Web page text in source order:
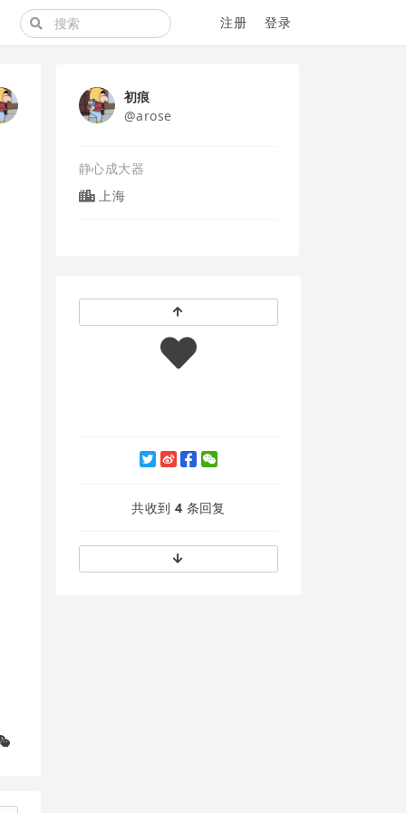
注册 登录
初痕
@arose
静心成大器
上海
共收到 4 条回复